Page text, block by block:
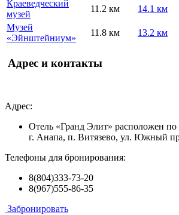
Краеведческий
музей
11.2 км 14.1 км
Музей
«Эйнштейниум»
11.8 км 13.2 км
Адрес и контакты
Адрес:
Отель «Гранд Элит» расположен по
г. Анапа, п. Витязево, ул. Южный
Телефоны для бронирования:
8(804)333-73-20
8(967)555-86-35
Забронировать